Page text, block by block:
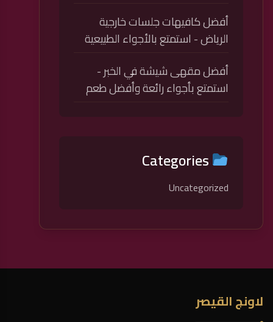
أفضل كافيهات جلسات خارجية
الرياض - استمتع بالأجواء الطبيعية
أفضل مقهى شيشة في الخبر -
استمتع بأجواء رائعة وأفضل طعم
Uncategorized
لاونج القيصر